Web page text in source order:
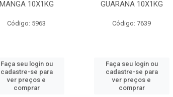
10X1KG
Código: 5963
Faça seu login ou
cadastre-se para
ver preços e
comprar
GUARANA 10X1KG
Código: 7639
Faça seu login ou
cadastre-se para
ver preços e
comprar